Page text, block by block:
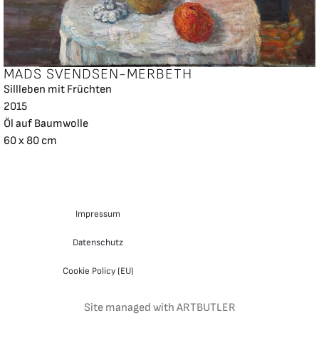
MADS SVENDSEN-MERBETH
Sillleben mit Früchten
2015
Öl auf Baumwolle
60 x 80 cm
Impressum
Datenschutz
Cookie Policy (EU)
Site managed with ARTBUTLER